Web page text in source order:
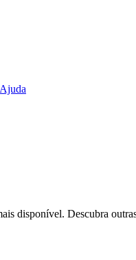
Ajuda
disponível. Descubra